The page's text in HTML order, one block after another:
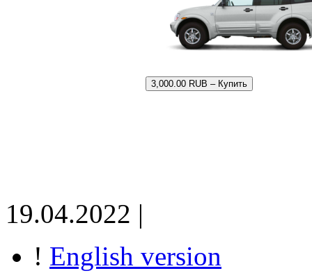
3,000.00 RUB – Купить
19.04.2022 |
! English version